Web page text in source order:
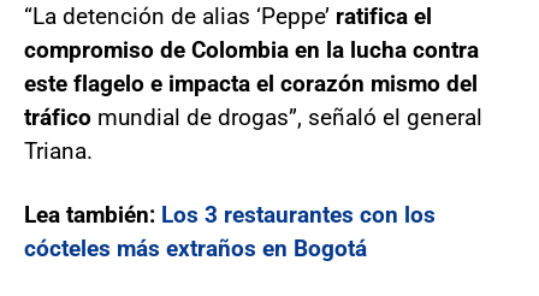
“La detención de alias ‘Peppe’ ratifica el
compromiso de Colombia en la lucha contra
este flagelo e impacta el corazón mismo del
tráfico mundial de drogas”, señaló el general
Triana.
Lea también: Los 3 restaurantes con los
cócteles más extraños en Bogotá